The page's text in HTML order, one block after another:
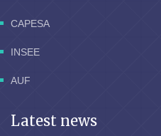
CAPESA
INSEE
AUF
Latest news